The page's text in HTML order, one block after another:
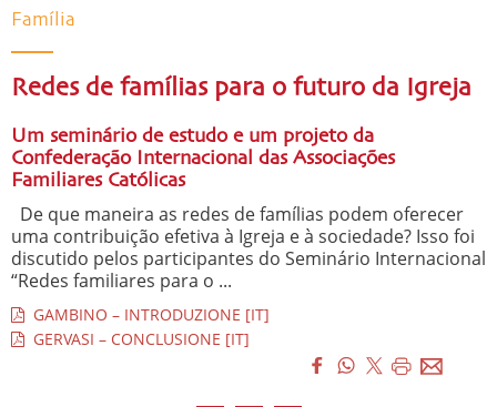
Família
Redes de famílias para o futuro da Igreja
Um seminário de estudo e um projeto da
Confederação Internacional das Associações
Familiares Católicas
De que maneira as redes de famílias podem oferecer
uma contribuição efetiva à Igreja e à sociedade? Isso foi
discutido pelos participantes do Seminário Internacional
“Redes familiares para o ...
GAMBINO – INTRODUZIONE [IT]
GERVASI – CONCLUSIONE [IT]